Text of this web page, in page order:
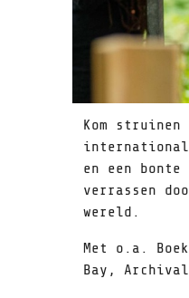
Kom
en een
verrassen
wereld.
Met o.a.
Bay,